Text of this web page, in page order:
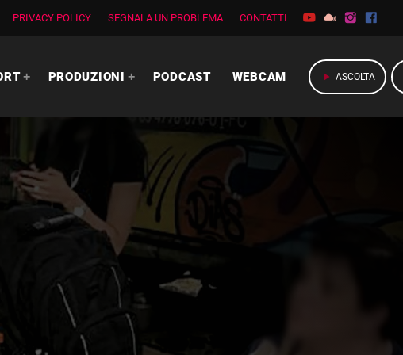
PRIVACY POLICY SEGNALA UN PROBLEMA CONTATTI
PRODUZIONI PODCAST WEBCAM play_arrow ASCOLTA